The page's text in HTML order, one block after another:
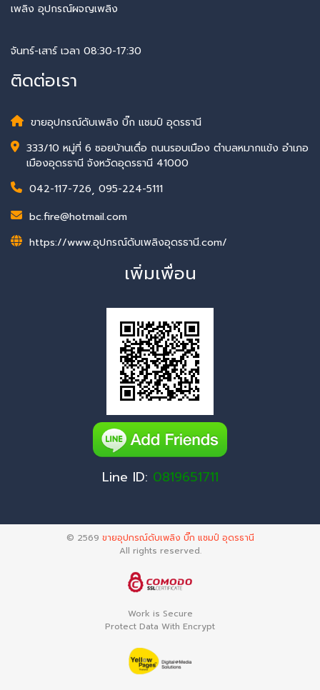
เพลิง อุปกรณ์ผจญเพลิง
จันทร์-เสาร์ เวลา 08:30-17:30
ติดต่อเรา
ขายอุปกรณ์ดับเพลิง บิ๊ก แชมป์ อุดรธานี
333/10 หมู่ที่ 6 ซอยบ้านเดื่อ ถนนรอบเมือง ตำบลหมากแข้ง อำเภอ
เมืองอุดรธานี จังหวัดอุดรธานี 41000
042-117-726, 095-224-5111
bc.fire@hotmail.com
https://www.อุปกรณ์ดับเพลิงอุดรธานี.com/
เพิ่มเพื่อน
Line ID: 0819651711
© 2569 ขายอุปกรณ์ดับเพลิง บิ๊ก แชมป์ อุดรธานี
All rights reserved.
Work is Secure
Protect Data With Encrypt